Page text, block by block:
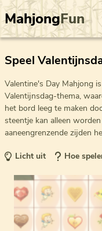
MahjongFun
Speel
Valentine's Day Mahjong
Valentijnsdag-thema,
het bord leeg te maken
steentje kan alleen
aaneengrenzende zijden
Licht uit Hoe